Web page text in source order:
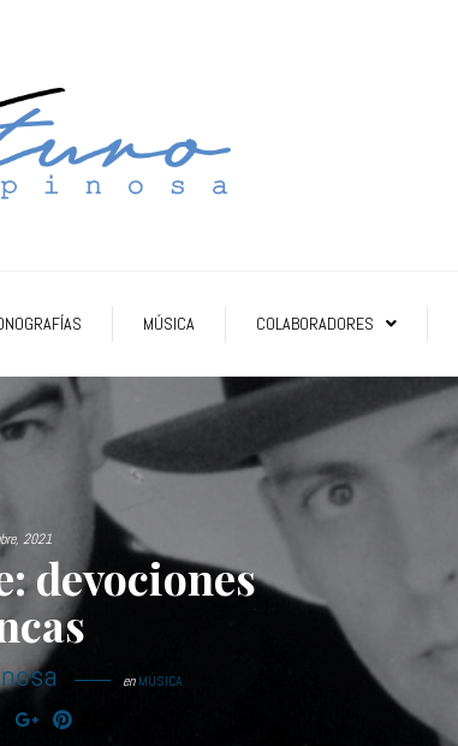
MÚSICA COLABORADORES
2021
devociones
enMÚSICA